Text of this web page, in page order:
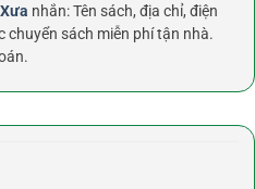
nhắn: Tên sách, địa chỉ, điện
sách miễn phí tận nhà.